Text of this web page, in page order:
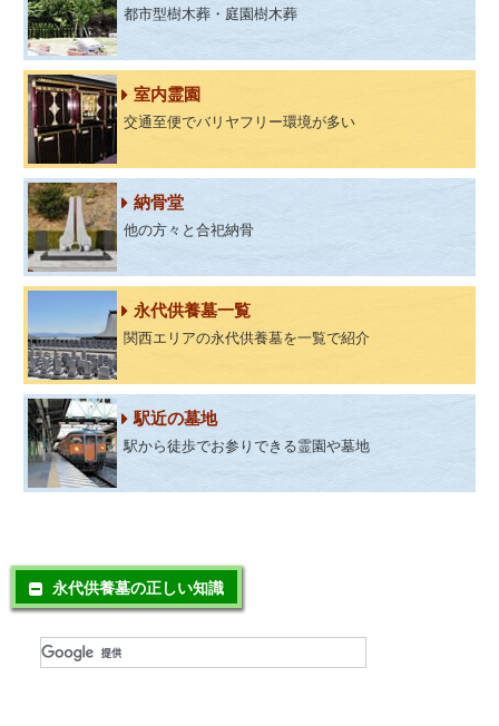
都市型樹木葬・庭園樹木葬
室内霊園
交通至便でバリヤフリー環境が多い
納骨堂
他の方々と合祀納骨
永代供養墓一覧
関西エリアの永代供養墓を一覧で紹介
駅近の墓地
駅から徒歩でお参りできる霊園や墓地
永代供養墓の正しい知識